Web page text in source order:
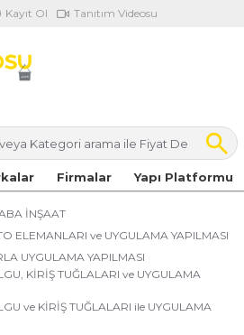
Kayıt Ol Tanıtım Videosu
Firmalar Yapı Platformu
İNŞAAT
ELEMANLARI ve UYGULAMA YAPILMASI
UYGULAMA YAPILMASI
KİRİŞ TUĞLALARI ve UYGULAMA
ve KİRİŞ TUĞLALARI ile UYGULAMA